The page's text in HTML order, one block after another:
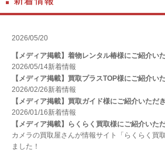
ARAX（アラクス）
Arca-Swiss（アルカスイス）
Argus （アーガス）
ARNUVO（アルヌボ）
ARTISAN&ARTIST (アルティザンアンド
2026/05/20
【メディア掲載】着物レンタル椿様にご紹介い
2026/05/14新着情報
【メディア掲載】買取プラスTOP様にご紹介い
2026/02/26新着情報
【メディア掲載】買取ガイド様にご紹介いただ
2026/01/16新着情報
【メディア掲載】らくらく買取様にご紹介いた
カメラの買取屋さんが情報サイト「らくらく買
ました！